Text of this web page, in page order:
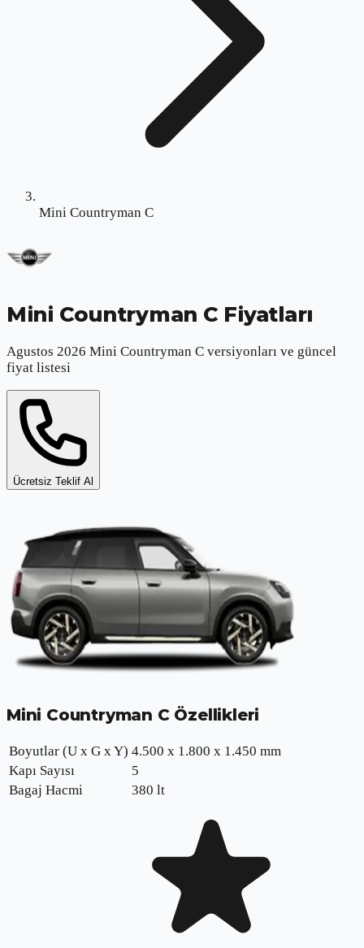
Mini Countryman C
Mini Countryman C Fiyatları
Agustos 2026 Mini Countryman C versiyonları ve güncel
fiyat listesi
Ücretsiz Teklif Al
Mini Countryman C Özellikleri
Boyutlar (U x G x Y) 4.500 x 1.800 x 1.450 mm
Kapı Sayısı
5
Bagaj Hacmi
380 lt